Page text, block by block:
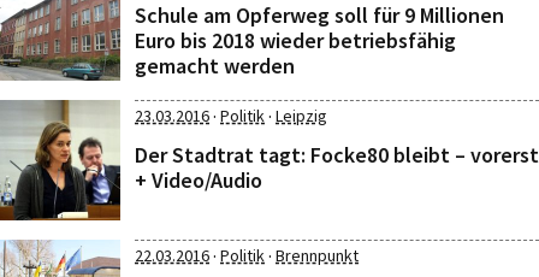
Schule am Opferweg soll für 9 Millionen
Euro bis 2018 wieder betriebsfähig
gemacht werden
23.03.2016· Politik· Leipzig
Der Stadtrat tagt: Focke80 bleibt – vorerst
+ Video/Audio
22.03.2016· Politik· Brennpunkt